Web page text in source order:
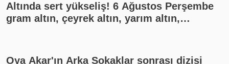
Altında sert yükseliş! 6 Ağustos Perşembe
gram altın, çeyrek altın, yarım altın,
Oya Akar'ın Arka Sokaklar sonrası dizisi